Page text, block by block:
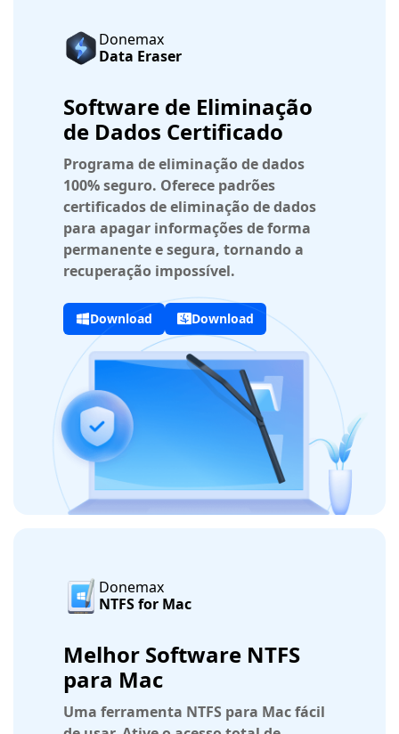
Donemax
Data Eraser
Software de Eliminação
de Dados Certificado
Programa de eliminação de dados
100% seguro. Oferece padrões
certificados de eliminação de dados
para apagar informações de forma
permanente e segura, tornando a
recuperação impossível.
Download Download
Donemax
NTFS for Mac
Melhor Software NTFS
para Mac
Uma ferramenta NTFS para Mac fácil